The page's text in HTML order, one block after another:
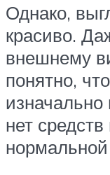
Однако,
красиво.
внешнему
понятно,
нет